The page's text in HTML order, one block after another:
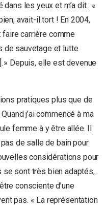
les yeux et m’a dit : «
avait-il tort ! En 2004,
faire carrière comme
de sauvetage et lutte
» Depuis, elle est devenue
pratiques plus que de
j’ai commencé à ma
femme à y être allée. Il
de salle de bain pour
considérations pour
se sont très bien adaptés,
consciente d’une
pas. « La représentation